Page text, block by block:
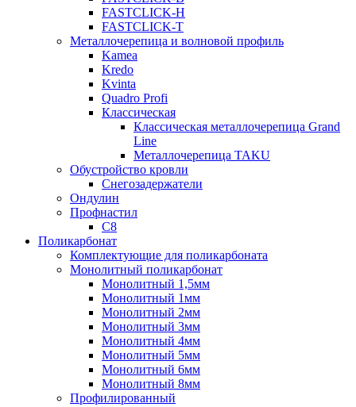
FASTCLICK-H
FASTCLICK-T
Металлочерепица и волновой профиль
Kamea
Kredo
Kvinta
Quadro Profi
Классическая
Классическая металлочерепица Grand
Line
Металлочерепица TAKU
Обустройство кровли
Снегозадержатели
Ондулин
Профнастил
С8
Поликарбонат
Комплектующие для поликарбоната
Монолитный поликарбонат
Монолитный 1,5мм
Монолитный 1мм
Монолитный 2мм
Монолитный 3мм
Монолитный 4мм
Монолитный 5мм
Монолитный 6мм
Монолитный 8мм
Профилированный